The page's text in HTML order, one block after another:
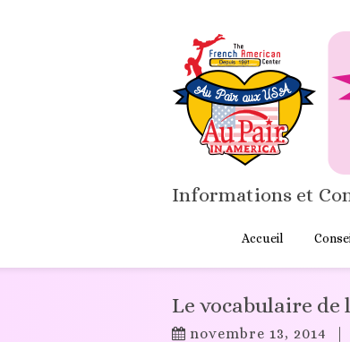
Informations et
Accueil
Le vocabulaire de
novembre 13, 2014